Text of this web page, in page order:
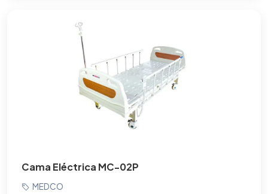
Cama Eléctrica MC-02P
MEDCO